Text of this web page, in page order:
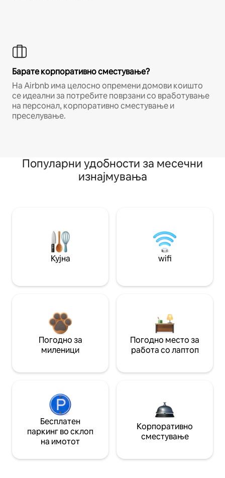
Барате корпоративно сместување?
На Airbnb има целосно опремени домови коишто
се идеални за потребите поврзани со вработување
на персонал, корпоративно сместување и
преселување.
Популарни удобности за месечни
изнајмувања
Кујна wifi
Погодно за
миленици
Погодно место за
работа со лаптоп
Бесплатен
паркинг во склоп
на имотот
Корпоративно
сместување